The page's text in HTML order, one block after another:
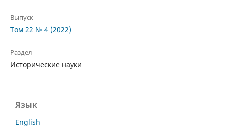
Выпуск
Том 22 № 4 (2022)
Раздел
Исторические науки
Язык
English